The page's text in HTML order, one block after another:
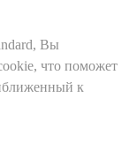
ул.,
предметом
Вы
что поможет
к